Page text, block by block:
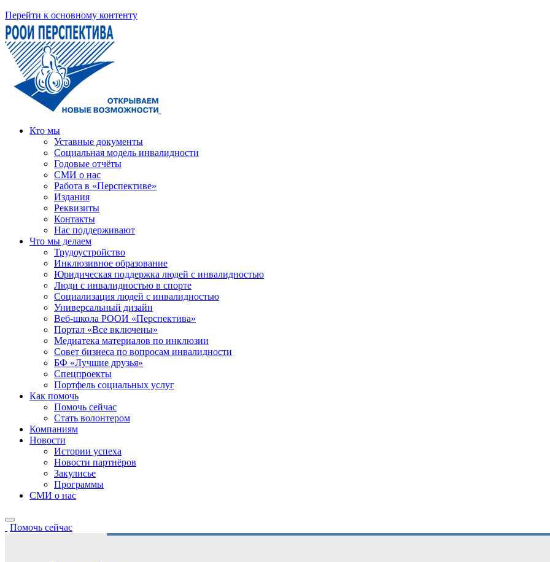
Перейти к основному контенту
Кто мы
Уставные документы
Социальная модель инвалидности
Годовые отчёты
СМИ о нас
Работа в «Перспективе»
Издания
Реквизиты
Контакты
Нас поддерживают
Что мы делаем
Трудоустройство
Инклюзивное образование
Юридическая поддержка людей с инвалидностью
Люди с инвалидностью в спорте
Социализация людей с инвалидностью
Универсальный дизайн
Веб-школа РООИ «Перспектива»
Портал «Все включены»
Медиатека материалов по инклюзии
Совет бизнеса по вопросам инвалидности
БФ «Лучшие друзья»
Спецпроекты
Портфель социальных услуг
Как помочь
Помочь сейчас
Стать волонтером
Компаниям
Новости
Истории успеха
Новости партнёров
Закулисье
Программы
СМИ о нас
Помочь сейчас